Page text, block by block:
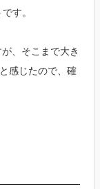
す。
、そこまで大き
感じたので、確